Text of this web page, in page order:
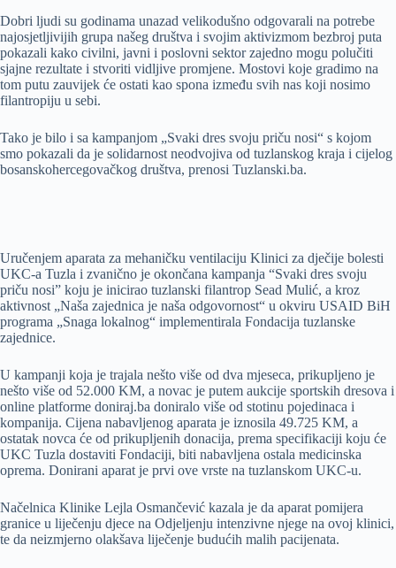
Dobri ljudi su godinama unazad velikodušno odgovarali na potrebe
najosjetljivijih grupa našeg društva i svojim aktivizmom bezbroj puta
pokazali kako civilni, javni i poslovni sektor zajedno mogu polučiti
sjajne rezultate i stvoriti vidljive promjene. Mostovi koje gradimo na
tom putu zauvijek će ostati kao spona između svih nas koji nosimo
filantropiju u sebi.
Tako je bilo i sa kampanjom „Svaki dres svoju priču nosi“ s kojom
smo pokazali da je solidarnost neodvojiva od tuzlanskog kraja i cijelog
bosanskohercegovačkog društva, prenosi Tuzlanski.ba.
Uručenjem aparata za mehaničku ventilaciju Klinici za dječije bolesti
UKC-a Tuzla i zvanično je okončana kampanja “Svaki dres svoju
priču nosi” koju je inicirao tuzlanski filantrop Sead Mulić, a kroz
aktivnost „Naša zajednica je naša odgovornost“ u okviru USAID BiH
programa „Snaga lokalnog“ implementirala Fondacija tuzlanske
zajednice.
U kampanji koja je trajala nešto više od dva mjeseca, prikupljeno je
nešto više od 52.000 KM, a novac je putem aukcije sportskih dresova i
online platforme doniraj.ba doniralo više od stotinu pojedinaca i
kompanija. Cijena nabavljenog aparata je iznosila 49.725 KM, a
ostatak novca će od prikupljenih donacija, prema specifikaciji koju će
UKC Tuzla dostaviti Fondaciji, biti nabavljena ostala medicinska
oprema. Donirani aparat je prvi ove vrste na tuzlanskom UKC-u.
Načelnica Klinike Lejla Osmančević kazala je da aparat pomijera
granice u liječenju djece na Odjeljenju intenzivne njege na ovoj klinici,
te da neizmjerno olakšava liječenje budućih malih pacijenata.